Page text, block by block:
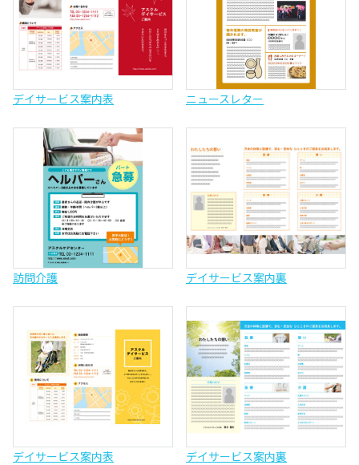
デイサービス案内表 ニュースレター
訪問介護 デイサービス案内裏
デイサービス案内表 デイサービス案内裏